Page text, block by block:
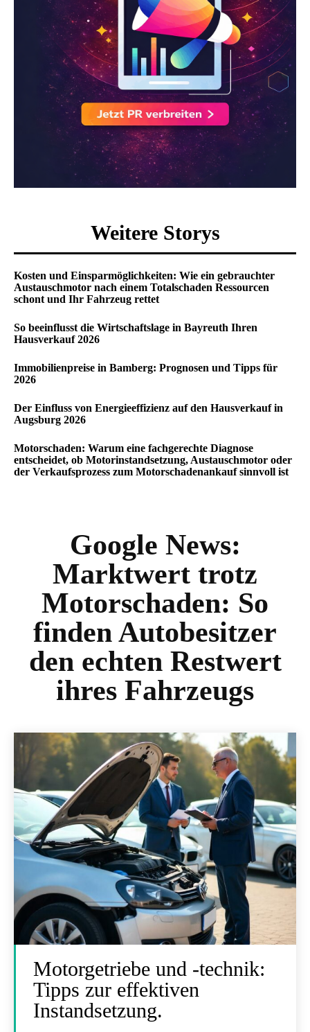
Weitere Storys
Kosten und Einsparmöglichkeiten: Wie ein gebrauchter
Austauschmotor nach einem Totalschaden Ressourcen
schont und Ihr Fahrzeug rettet
So beeinflusst die Wirtschaftslage in Bayreuth Ihren
Hausverkauf 2026
Immobilienpreise in Bamberg: Prognosen und Tipps für
2026
Der Einfluss von Energieeffizienz auf den Hausverkauf in
Augsburg 2026
Motorschaden: Warum eine fachgerechte Diagnose
entscheidet, ob Motorinstandsetzung, Austauschmotor oder
der Verkaufsprozess zum Motorschadenankauf sinnvoll ist
Google News:
Marktwert trotz
Motorschaden: So
finden Autobesitzer
den echten Restwert
ihres Fahrzeugs
Motorgetriebe und -technik:
Tipps zur effektiven
Instandsetzung.